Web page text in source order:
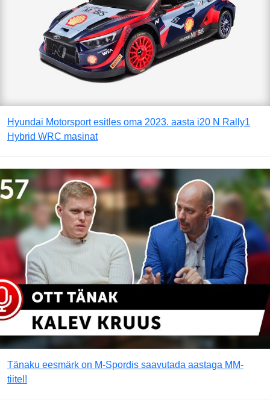
Hyundai Motorsport esitles oma 2023. aasta i20 N Rally1
Hybrid WRC masinat
Tänaku eesmärk on M-Spordis saavutada aastaga MM-
tiitel!